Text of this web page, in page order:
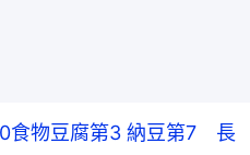
食物豆腐第3 納豆第7 長